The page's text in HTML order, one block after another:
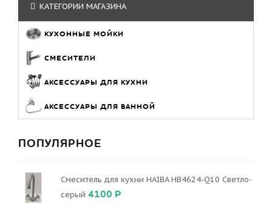
КАТЕГОРИИ МАГАЗИНА
КУХОННЫЕ МОЙКИ
СМЕСИТЕЛИ
АКСЕССУАРЫ ДЛЯ КУХНИ
АКСЕССУАРЫ ДЛЯ ВАННОЙ
ПОПУЛЯРНОЕ
Смеситель для кухни HAIBA HB4624-Q10 Светло-
серый 4100 Р